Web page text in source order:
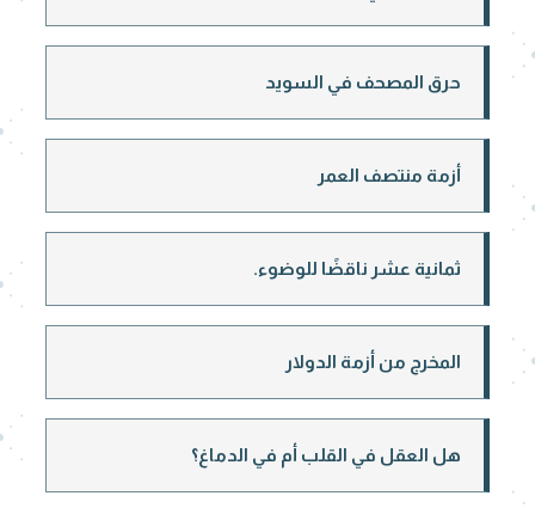
حرق المصحف في السويد
أزمة منتصف العمر
ثمانية عشر ناقضًا للوضوء.
المخرج من أزمة الدولار
هل العقل في القلب أم في الدماغ؟